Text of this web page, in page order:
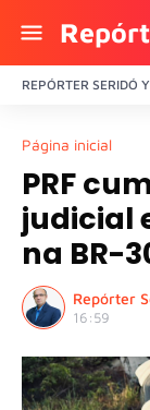
REPÓRTER SERIDÓ
Página inicial
PRF
judicial
na BR-
Repórter
16:59